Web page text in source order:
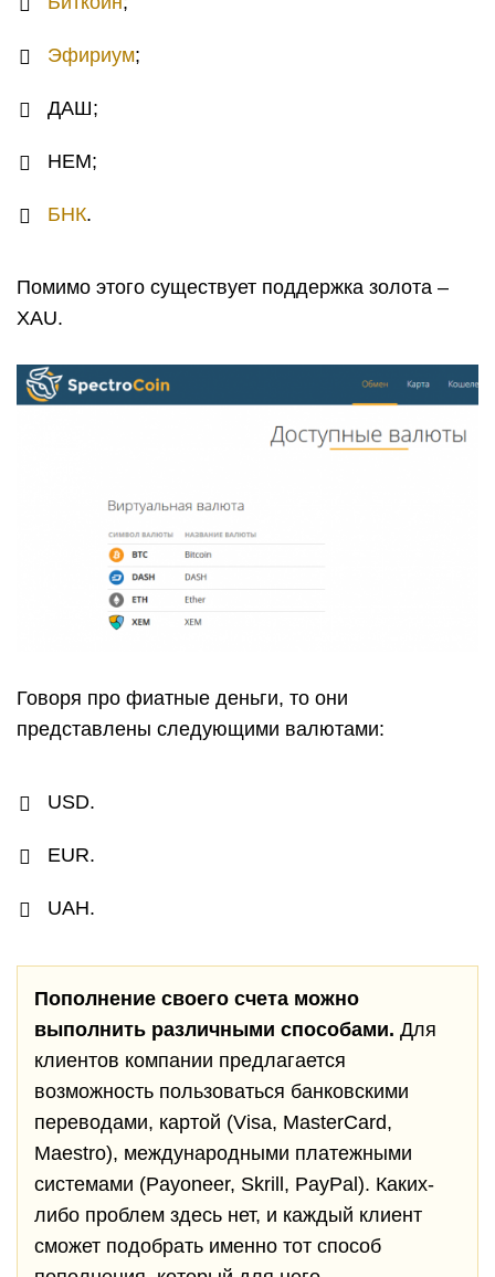
Эфириум;
ДАШ;
НЕМ;
БНК.
Помимо этого существует поддержка золота –
XAU.
Говоря про фиатные деньги, то они
представлены следующими валютами:
USD.
EUR.
UAH.
Пополнение своего счета можно
выполнить различными способами. Для
клиентов компании предлагается
возможность пользоваться банковскими
переводами, картой (Visa, MasterCard,
Maestro), международными платежными
системами (Payoneer, Skrill, PayPal). Каких-
либо проблем здесь нет, и каждый клиент
сможет подобрать именно тот способ